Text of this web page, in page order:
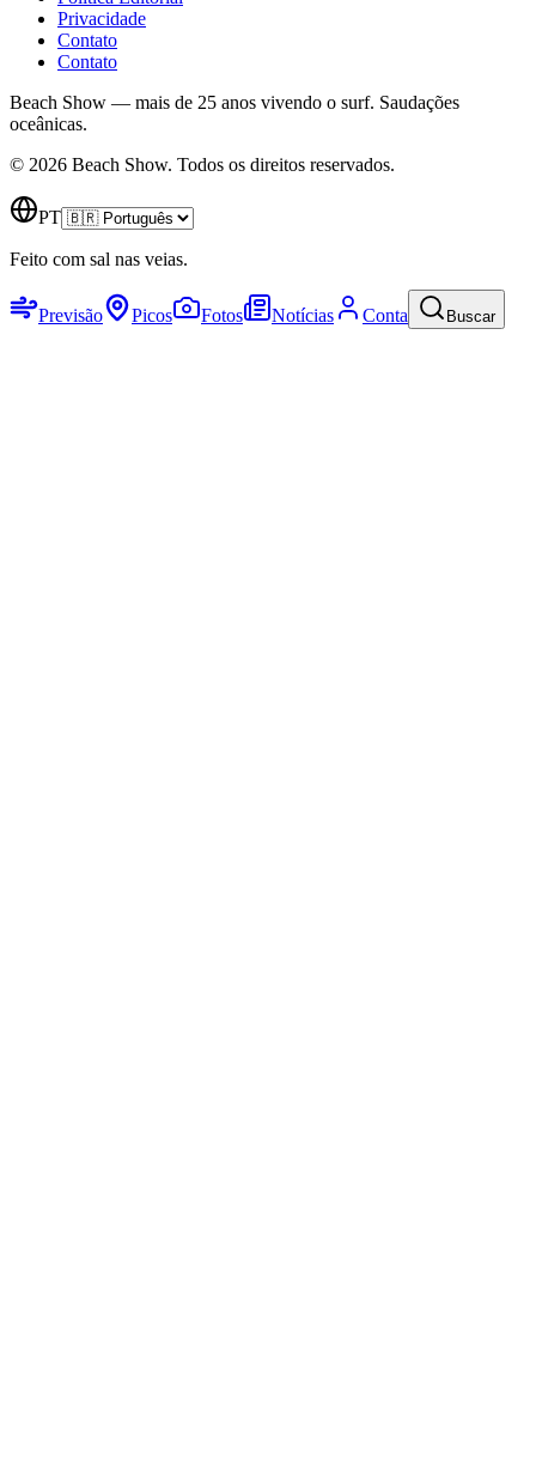
Privacidade
Contato
Contato
Beach Show — mais de 25 anos vivendo o surf. Saudações
oceânicas.
© 2026 Beach Show. Todos os direitos reservados.
PT
Feito com sal nas veias.
Previsão Picos Fotos Notícias Conta Buscar